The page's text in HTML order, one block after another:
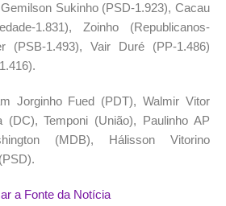
Sukinho (PSD-1.923), Cacau
1.831), Zoinho (Republicanos-
(PSB-1.493), Vair Duré (PP-1.486)
Jorginho Fued (PDT), Walmir Vitor
(DC), Temponi (União), Paulinho AP
(MDB), Hálisson Vitorino
a Fonte da Notícia